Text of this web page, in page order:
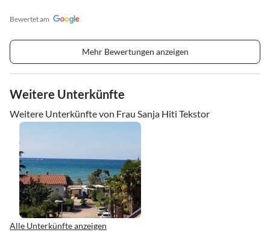
Bewertet am
Mehr Bewertungen anzeigen
Weitere Unterkünfte
Weitere Unterkünfte von Frau Sanja Hiti Tekstor
Alle Unterkünfte anzeigen